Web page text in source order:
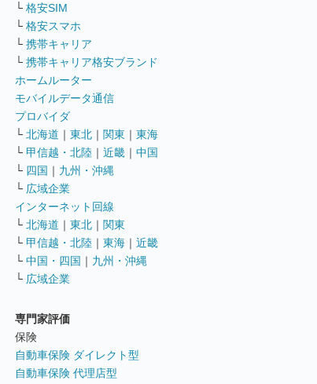
└ 格安SIM
└ 格安スマホ
└ 携帯キャリア
└ 携帯キャリア格安ブランド
ホームルーター
モバイルデータ通信
プロバイダ
└ 北海道 ｜ 東北 ｜ 関東 ｜ 東海
└ 甲信越・北陸 ｜ 近畿 ｜ 中国
└ 四国 ｜ 九州・沖縄
└ 広域企業
インターネット回線
└ 北海道 ｜ 東北 ｜ 関東
└ 甲信越・北陸 ｜ 東海 ｜ 近畿
└ 中国・四国 ｜ 九州・沖縄
└ 広域企業
専門家評価
保険
自動車保険 ダイレクト型
自動車保険 代理店型